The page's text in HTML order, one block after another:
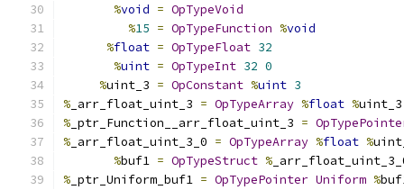
%void = OpTypeVoid
%15 = OpTypeFunction %void
%float = OpTypeFloat 32
%uint = OpTypeInt 32 0
%uint_3 = OpConstant %uint 3
% _arr_float_uint_3 = OpTypeArray %float %uint_3
% _ptr_Function__arr_float_uint_3 =
% _arr_float_uint_3_0 = OpTypeArray %float %
%buf1 = OpTypeStruct %
% _ptr_Uniform_buf1 = OpTypePointer Uniform %